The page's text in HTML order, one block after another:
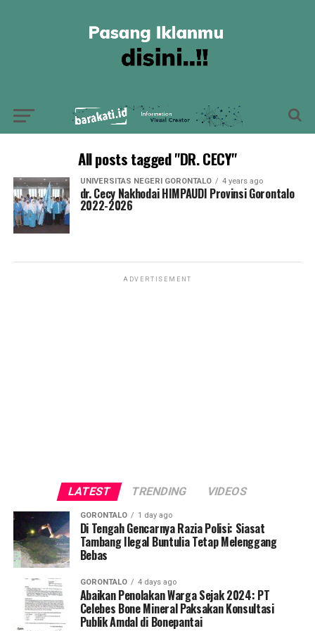
All posts tagged "DR. CECY"
UNIVERSITAS NEGERI GORONTALO 4 years ago
dr. Cecy Nakhodai HIMPAUDI Provinsi Gorontalo
2022-2026
ADVERTISEMENT
LATEST TRENDING VIDEOS
GORONTALO 1 day ago
Di Tengah Gencarnya Razia Polisi: Siasat
Tambang Ilegal Buntulia Tetap Melenggang
Bebas
GORONTALO 4 days ago
Abaikan Penolakan Warga Sejak 2024: PT
Celebes Bone Mineral Paksakan Konsultasi
Publik Amdal di Bonepantai